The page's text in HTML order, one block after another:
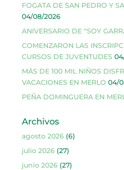
FOGATA DE SAN PEDRO Y
04/08/2026
ANIVERSARIO DE “SOY
COMENZARON LAS
CURSOS DE JUVENTUDES
MÁS DE 100 MIL NIÑOS
VACACIONES EN MERLO 04/
PEÑA DOMINGUERA EN
Archivos
agosto 2026(6)
julio 2026(27)
junio 2026(27)